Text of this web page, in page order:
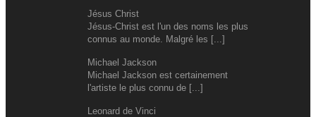
Jésus Christ
Jésus-Christ est l'un des noms les plus
connus au monde. Malgré les [...]
Michael Jackson
Michael Jackson est certainement
l'artiste le plus connu de [...]
Leonard de Vinci